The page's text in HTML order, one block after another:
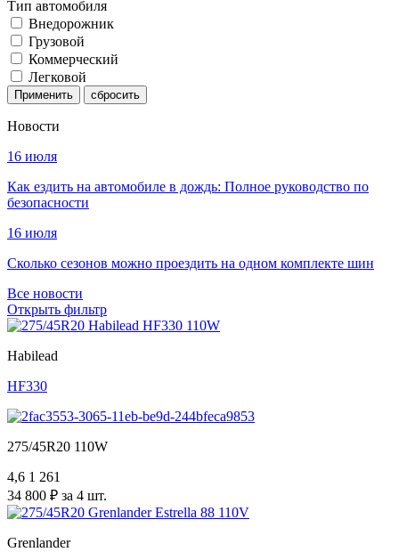
Тип автомобиля
Внедорожник
Грузовой
Коммерческий
Легковой
Применить
Новости
16 июля
Как ездить на автомобиле в дождь: Полное руководство по
безопасности
16 июля
Сколько сезонов можно проездить на одном комплекте шин
Все новости
Открыть фильтр
Habilead
HF330
275/45R20 110W
4,6 1 261
34 800 ₽ за 4 шт.
Grenlander